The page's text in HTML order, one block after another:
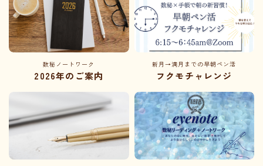
数秘ノートワーク
2026年のご案内
新月→満月までの早朝ペン活
フクモチャレンジ